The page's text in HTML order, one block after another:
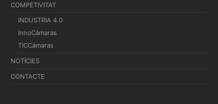
COMPETIVITAT
INDUSTRIA 4.0
InnoCámaras
TICCámaras
NOTÍCIES
CONTACTE